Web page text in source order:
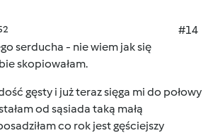
#14
serducha - nie wiem jak się
skopiowałam.
gęsty i już teraz sięga mi do połowy
od sąsiada taką małą
co rok jest gęściejszy